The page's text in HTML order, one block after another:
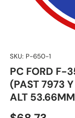
SKU: P-650-1
PC FORD F-
(PAST 7973
ALT